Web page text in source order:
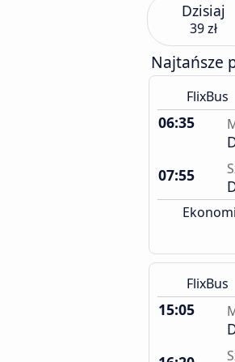
Dzisiaj
39 zł
Najtańsze
FlixBus
06:35
07:55
FlixBus
15:05